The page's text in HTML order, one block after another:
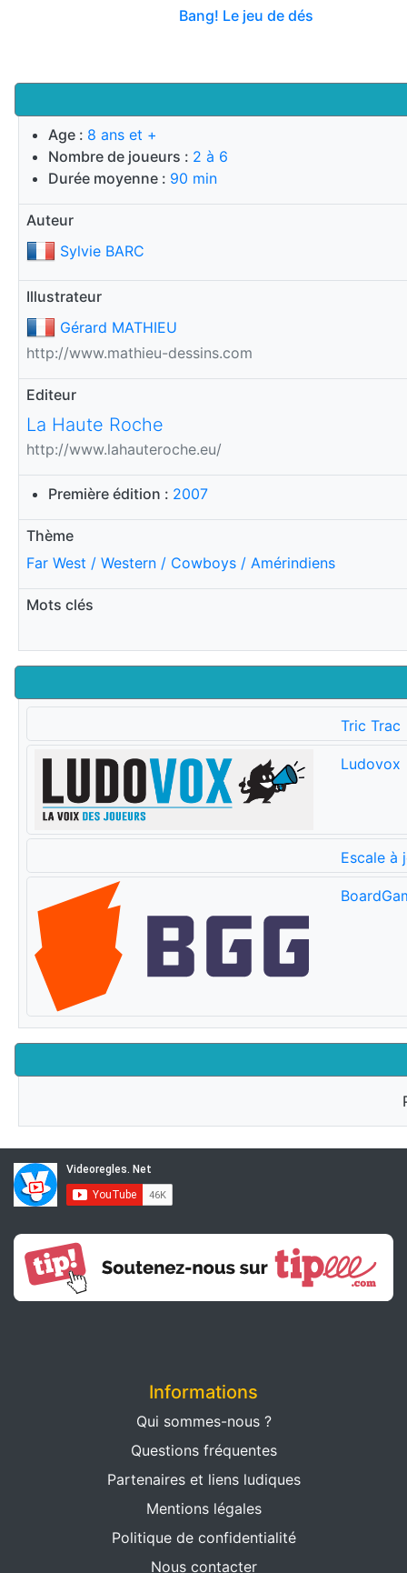
Age : 8 ans et +
Nombre de joueurs : 2 à 6
Durée moyenne : 90 min
Auteur
Sylvie BARC
Illustrateur
Gérard MATHIEU
http://www.mathieu-dessins.com
Editeur
La Haute Roche
http://www.lahauteroche.eu/
Première édition : 2007
Thème
Far West / Western / Cowboys / Amérindiens
Mots clés
Tric Trac
Ludovox
Escale à
Bang! Le jeu de dés
Informations
Qui sommes-nous ?
Questions fréquentes
Partenaires et liens ludiques
Mentions légales
Politique de confidentialité
Nous contacter